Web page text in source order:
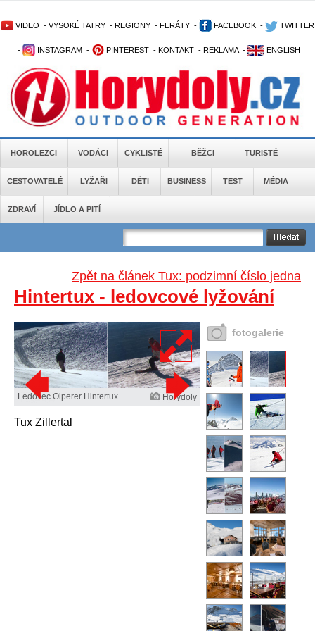
VIDEO - VYSOKÉ TATRY - REGIONY - FERÁTY - FACEBOOK - TWITTER
- INSTAGRAM - PINTEREST - KONTAKT - REKLAMA - ENGLISH
HOROLEZCI VODÁCI CYKLISTÉ BĚŽCI TURISTÉ
CESTOVATELÉ LYŽAŘI DĚTI BUSINESS TEST MÉDIA
ZDRAVÍ JÍDLO A PITÍ
Zpět na článek Tux: podzimní číslo jedna
Hintertux - ledovcové lyžování
Ledovec Olperer Hintertux. Horydoly
Tux Zillertal
fotogalerie